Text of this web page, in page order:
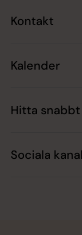
Kontakt
Kalender
Hitta snabbt
Sociala